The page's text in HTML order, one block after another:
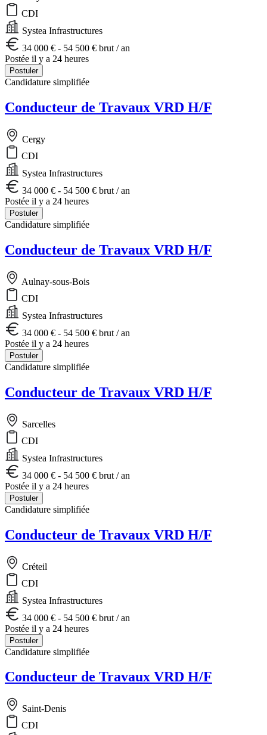
CDI
Systea Infrastructures
34 000 € - 54 500 € brut / an
Postée il y a 24 heures
Postuler
Candidature simplifiée
Conducteur de Travaux VRD H/F
Cergy
CDI
Systea Infrastructures
34 000 € - 54 500 € brut / an
Postée il y a 24 heures
Postuler
Candidature simplifiée
Conducteur de Travaux VRD H/F
Aulnay-sous-Bois
CDI
Systea Infrastructures
34 000 € - 54 500 € brut / an
Postée il y a 24 heures
Postuler
Candidature simplifiée
Conducteur de Travaux VRD H/F
Sarcelles
CDI
Systea Infrastructures
34 000 € - 54 500 € brut / an
Postée il y a 24 heures
Postuler
Candidature simplifiée
Conducteur de Travaux VRD H/F
Créteil
CDI
Systea Infrastructures
34 000 € - 54 500 € brut / an
Postée il y a 24 heures
Postuler
Candidature simplifiée
Conducteur de Travaux VRD H/F
Saint-Denis
CDI